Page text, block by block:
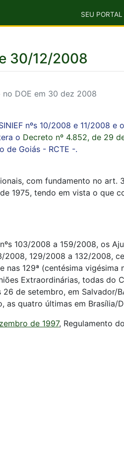
SEU
30/12/2008
DOE em 30 dez 2008
nºs 10/2008 e 11/2008 e
o Decreto nº 4.852, de 29
de Goiás - RCTE -.
com fundamento no art.
1975, tendo em vista o que
103/2008 a 159/2008, os
129/2008 a 132/2008,
129ª (centésima vigésima
Extraordinárias, todas do
de setembro, em Salvador/
as quatro últimas em Brasília/
de 1997, Regulamento